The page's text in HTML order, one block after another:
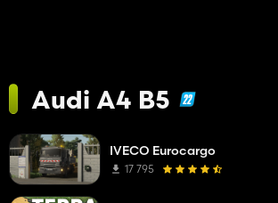
Audi A4 B5
IVECO Eurocargo
17 795